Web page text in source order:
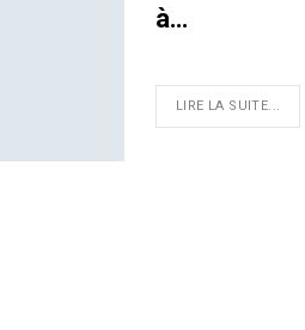
à…
LIRE LA SUITE...